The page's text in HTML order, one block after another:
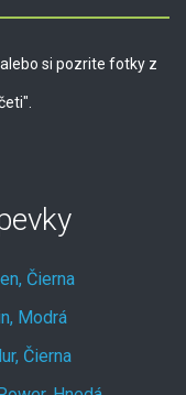
si pozrite fotky z
Čierna
Modrá
Čierna